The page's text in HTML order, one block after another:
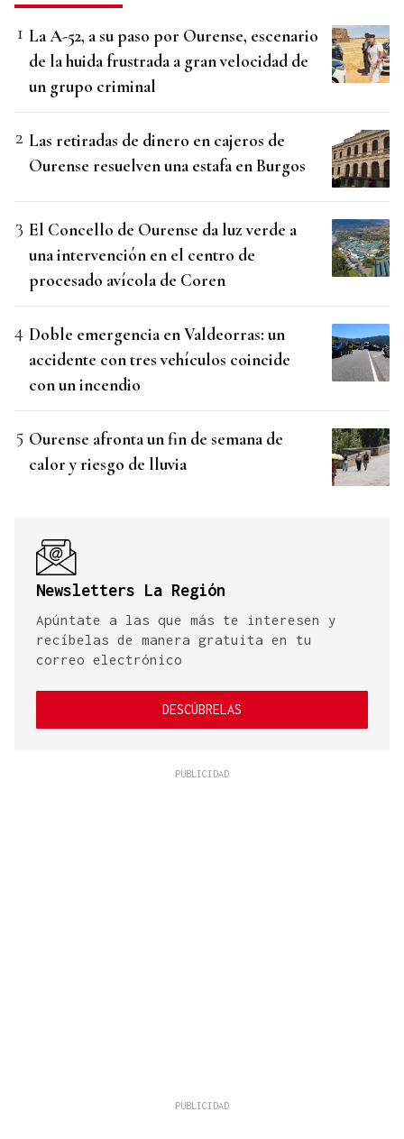
La A-52, a su paso por Ourense, escenario
de la huida frustrada a gran velocidad de
un grupo criminal
Las retiradas de dinero en cajeros de
Ourense resuelven una estafa en Burgos
El Concello de Ourense da luz verde a
una intervención en el centro de
procesado avícola de Coren
Doble emergencia en Valdeorras: un
accidente con tres vehículos coincide
con un incendio
Ourense afronta un fin de semana de
calor y riesgo de lluvia
Newsletters La Región
Apúntate a las que más te interesen y
recíbelas de manera gratuita en tu
correo electrónico
DESCÚBRELAS